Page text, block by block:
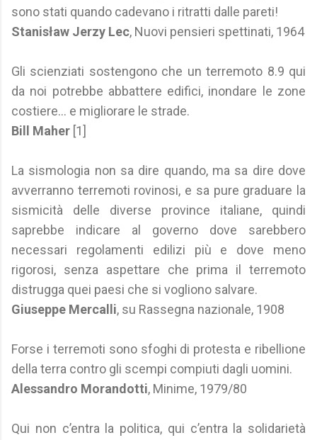
sono stati quando cadevano i ritratti dalle pareti!
Stanisław Jerzy Lec, Nuovi pensieri spettinati, 1964
Gli scienziati sostengono che un terremoto 8.9 qui
da noi potrebbe abbattere edifici, inondare le zone
costiere... e migliorare le strade.
Bill Maher [1]
La sismologia non sa dire quando, ma sa dire dove
avverranno terremoti rovinosi, e sa pure graduare la
sismicità delle diverse province italiane, quindi
saprebbe indicare al governo dove sarebbero
necessari regolamenti edilizi più e dove meno
rigorosi, senza aspettare che prima il terremoto
distrugga quei paesi che si vogliono salvare.
Giuseppe Mercalli, su Rassegna nazionale, 1908
Forse i terremoti sono sfoghi di protesta e ribellione
della terra contro gli scempi compiuti dagli uomini.
Alessandro Morandotti, Minime, 1979/80
Qui non c’entra la politica, qui c’entra la solidarietà